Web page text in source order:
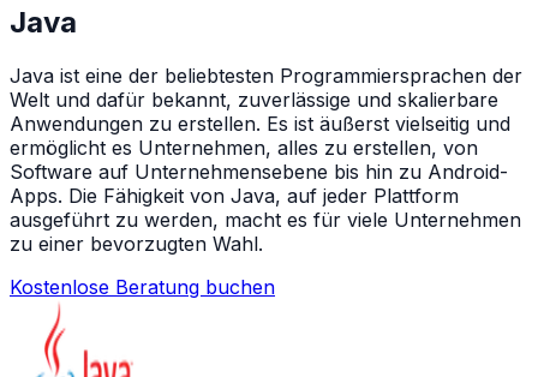
Java
Java ist eine der beliebtesten Programmiersprachen der
Welt und dafür bekannt, zuverlässige und skalierbare
Anwendungen zu erstellen. Es ist äußerst vielseitig und
ermöglicht es Unternehmen, alles zu erstellen, von
Software auf Unternehmensebene bis hin zu Android-
Apps. Die Fähigkeit von Java, auf jeder Plattform
ausgeführt zu werden, macht es für viele Unternehmen
zu einer bevorzugten Wahl.
Kostenlose Beratung buchen